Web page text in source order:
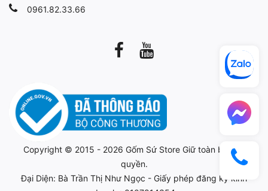
0961.82.33.66
Copyright © 2015 - 2026 Gốm Sứ StoreGiữ toàn bộ bản
quyền.
Đại Diện: Bà Trần Thị Như Ngọc - Giấy phép đăng ký kinh